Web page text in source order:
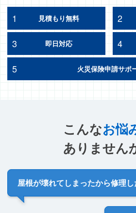
1 見積もり無料 2
3 即日対応 4
5 火災保険申請サポ
こんなお悩
ありません
屋根が壊れてしまったから修理